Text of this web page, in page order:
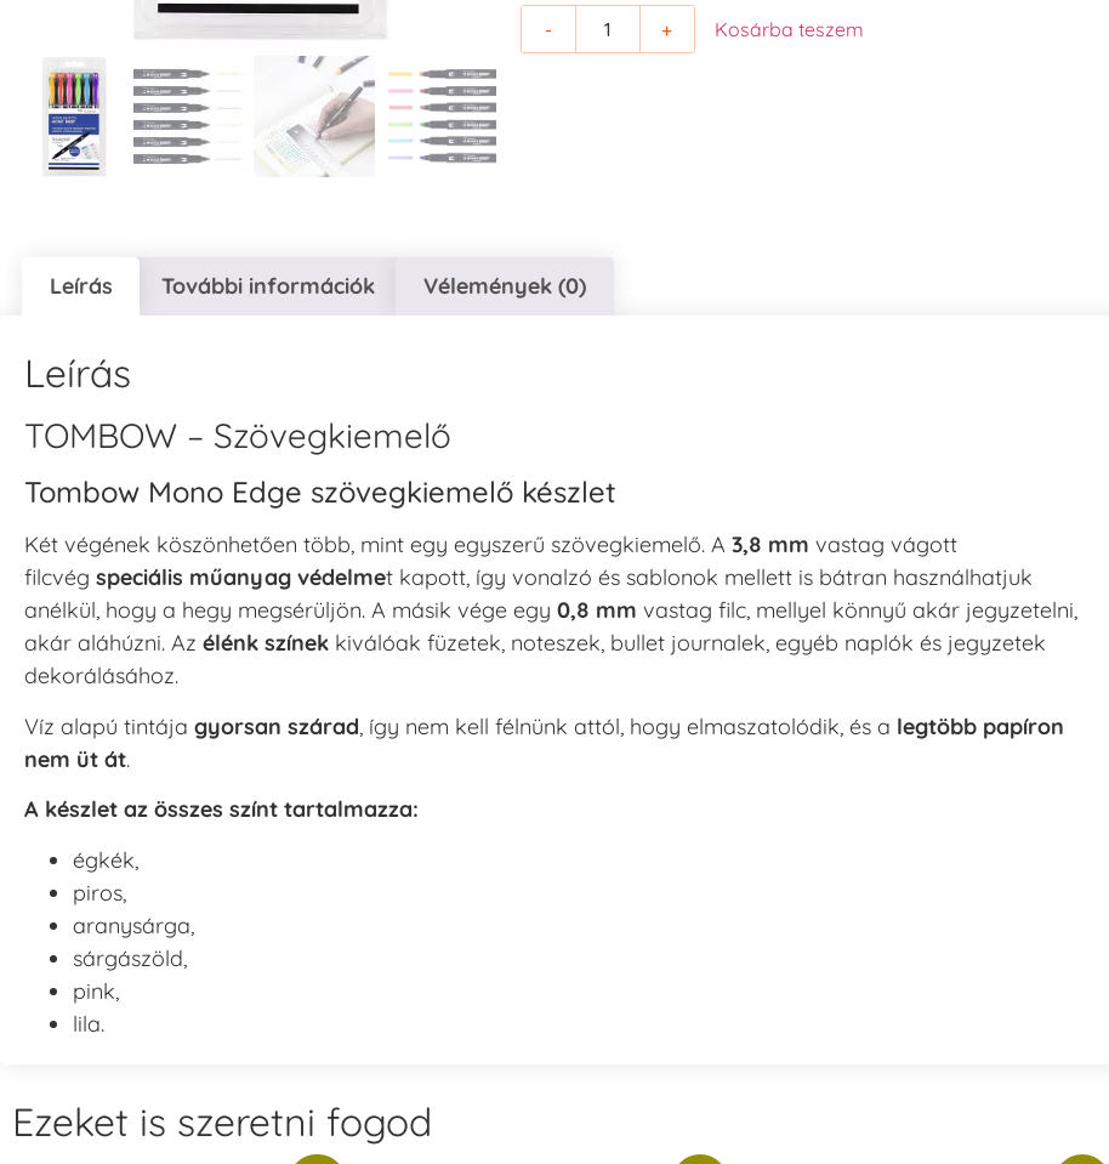
- + Kosárba teszem
Leírás További információk Vélemények (0)
Leírás
TOMBOW – Szövegkiemelő
Tombow Mono Edge szövegkiemelő készlet
Két végének köszönhetően több, mint egy egyszerű szövegkiemelő. A 3,8 mm vastag vágott
filcvég speciális műanyag védelmet kapott, így vonalzó és sablonok mellett is bátran használhatjuk
anélkül, hogy a hegy megsérüljön. A másik vége egy 0,8 mm vastag filc, mellyel könnyű akár jegyzetelni,
akár aláhúzni. Az élénk színek kiválóak füzetek, noteszek, bullet journalek, egyéb naplók és jegyzetek
dekorálásához.
Víz alapú tintája gyorsan szárad, így nem kell félnünk attól, hogy elmaszatolódik, és a legtöbb papíron
nem üt át.
A készlet az összes színt tartalmazza:
égkék,
piros,
aranysárga,
sárgászöld,
pink,
lila.
Ezeket is szeretni fogod